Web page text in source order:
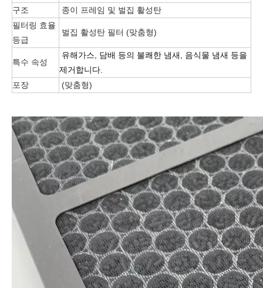
구조
종이 프레임 및 벌집 활성탄
필터링 효율
등급
벌집 활성탄 필터 (맞춤형)
특수 속성
유해가스, 담배 등의 불쾌한 냄새, 음식물 냄새 등을
제거합니다.
포장
(맞춤형)